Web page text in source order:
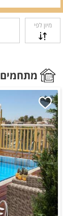
מיון לפי
מתחמים